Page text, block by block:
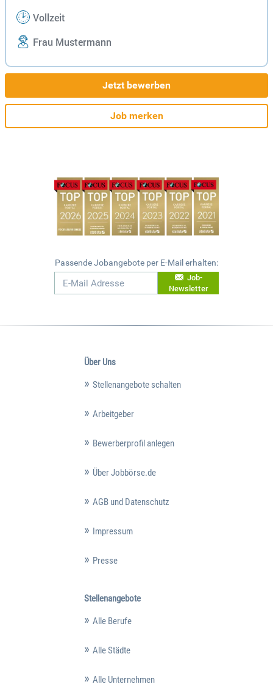
Vollzeit
Frau Mustermann
Jetzt bewerben
Job merken
Passende Jobangebote per E-Mail erhalten:
Job-
Newsletter
Über Uns
Stellenangebote schalten
Arbeitgeber
Bewerberprofil anlegen
Über Jobbörse.de
AGB und Datenschutz
Impressum
Presse
Stellenangebote
Alle Berufe
Alle Städte
Alle Unternehmen